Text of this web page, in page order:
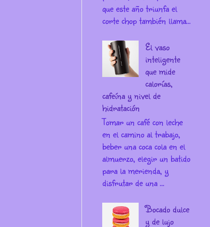
que este año triunfa el
corte chop también llama...
El vaso
inteligente
que mide
calorías,
cafeína y nivel de
hidratación
Tomar un café con leche
en el camino al trabajo,
beber una coca cola en el
almuerzo, elegir un batido
para la merienda, y
disfrutar de una ...
Bocado dulce
y de lujo